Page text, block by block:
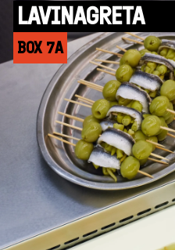
LAVINAGRETA
BOX 7A
+INFO